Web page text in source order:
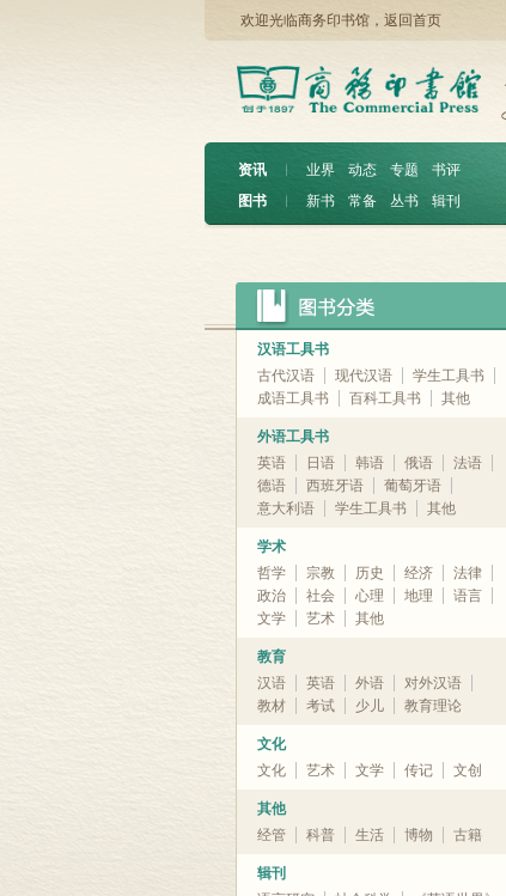
欢迎光临商务印书馆， 返回首页
资讯 ︱ 业界 动态 专题
书评
图书
︱ 新书 常备 丛书 辑刊
汉语工具书
古代汉语
现代汉语
学生工具书
成语工具书
百科工具书 其他
外语工具书
英语
日语 韩语 俄语
法语
德语
西班牙语
葡萄牙语
意大利语
学生工具书 其他
学术
哲学
宗教 历史 经济
法律
政治
社会 心理 地理
语言
文学
艺术 其他
教育
汉语
英语 外语
对外汉语
教材
考试 少儿 教育理论
文化
文化
艺术 文学 传记 文创
其他
经管
科普 生活 博物 古籍
辑刊